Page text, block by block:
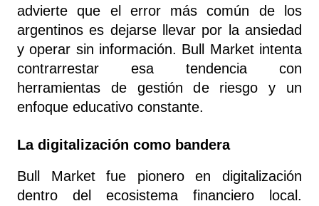
advierte que el error más común de los
argentinos es dejarse llevar por la ansiedad
y operar sin información. Bull Market intenta
contrarrestar esa tendencia con
herramientas de gestión de riesgo y un
enfoque educativo constante.
La digitalización como bandera
Bull Market fue pionero en digitalización
dentro del ecosistema financiero local.